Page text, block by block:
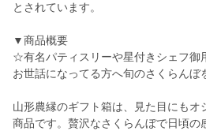
とされています。
▼商品概要
☆有名パティスリーや星付きシェフ御
お世話になってる方へ旬のさくらんぼ
山形農縁のギフト箱は、見た目にもオ
商品です。贅沢なさくらんぼで日頃の